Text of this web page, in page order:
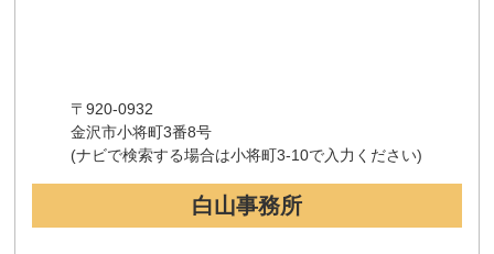
〒920-0932
金沢市小将町3番8号
(ナビで検索する場合は小将町3-10で入力ください)
白山事務所